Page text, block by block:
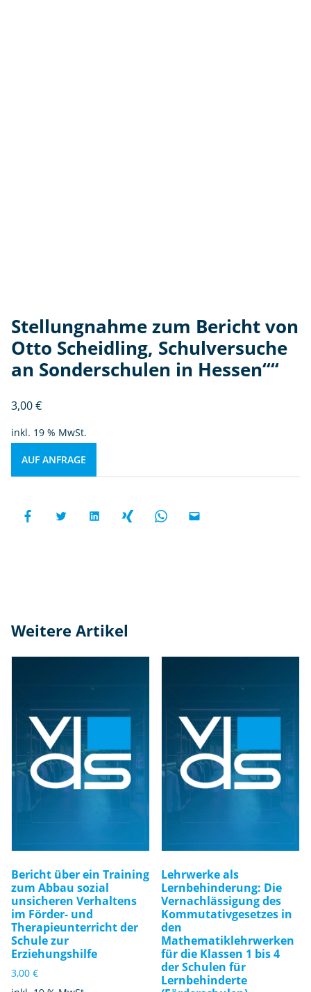
Stellungnahme zum Bericht von
Otto Scheidling, Schulversuche
an Sonderschulen in Hessen““
3,00€
inkl. 19 % MwSt.
AUF ANFRAGE
Weitere Artikel
Bericht über ein Training
zum Abbau sozial
unsicheren Verhaltens
im Förder- und
Therapieunterricht der
Schule zur
Erziehungshilfe
3,00 €
Lehrwerke als
Lernbehinderung: Die
Vernachlässigung des
Kommutativgesetzes in
den
Mathematiklehrwerken
für die Klassen 1 bis 4
der Schulen für
Lernbehinderte